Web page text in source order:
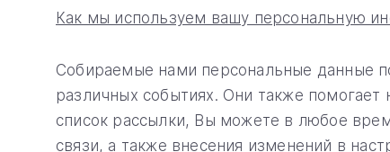
Как мы используем вашу персональную
Собираемые нами персональные данные
различных событиях. Они также
список рассылки, Вы можете в любое
связи, а также внесения изменений в